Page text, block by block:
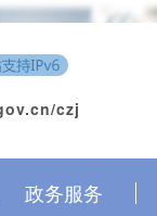
czj
政务服务